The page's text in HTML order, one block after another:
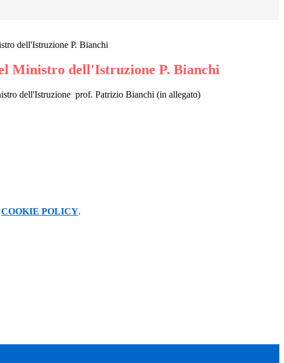
dell'Istruzione P. Bianchi
Ministro dell'Istruzione P. Bianchi
dell'Istruzione prof. Patrizio Bianchi (in allegato)
COOKIE POLICY.